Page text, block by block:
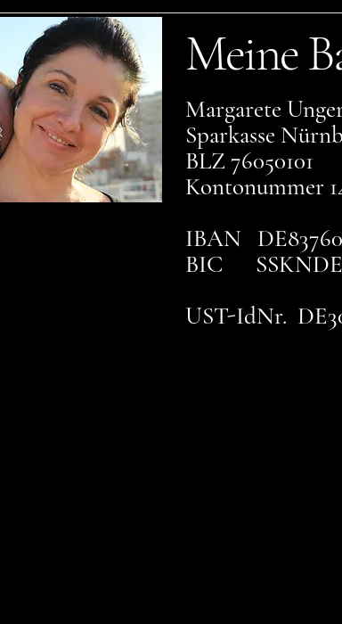
Meine
Margarete
Sparkasse
BLZ 76050101
Kontonummer
IBAN
BIC
UST-IdNr.